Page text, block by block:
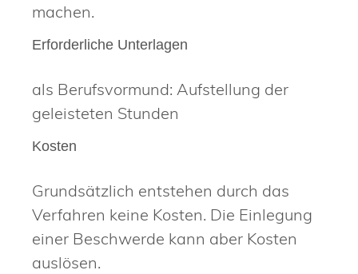
machen.
Erforderliche Unterlagen
als Berufsvormund: Aufstellung der
geleisteten Stunden
Kosten
Grundsätzlich entstehen durch das
Verfahren keine Kosten. Die Einlegung
einer Beschwerde kann aber Kosten
auslösen.